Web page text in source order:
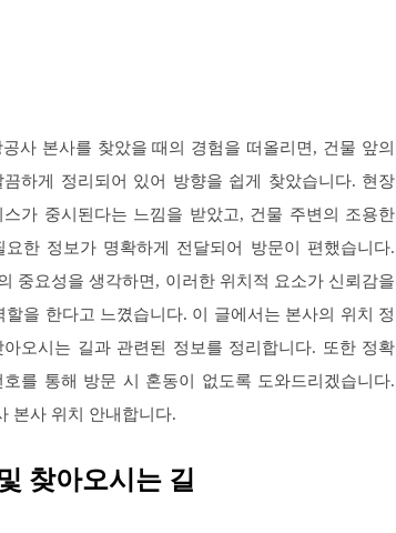
사 본사를 찾았을 때의 경험을 떠올리면, 건물 앞의
하게 정리되어 있어 방향을 쉽게 찾았습니다. 현장
가 중시된다는 느낌을 받았고, 건물 주변의 조용한
요한 정보가 명확하게 전달되어 방문이 편했습니다.
중요성을 생각하면, 이러한 위치적 요소가 신뢰감을
할을 한다고 느꼈습니다. 이 글에서는 본사의 위치 정
아오시는 길과 관련된 정보를 정리합니다. 또한 정확
를 통해 방문 시 혼동이 없도록 도와드리겠습니다.
본사 위치 안내합니다.
찾아오시는 길